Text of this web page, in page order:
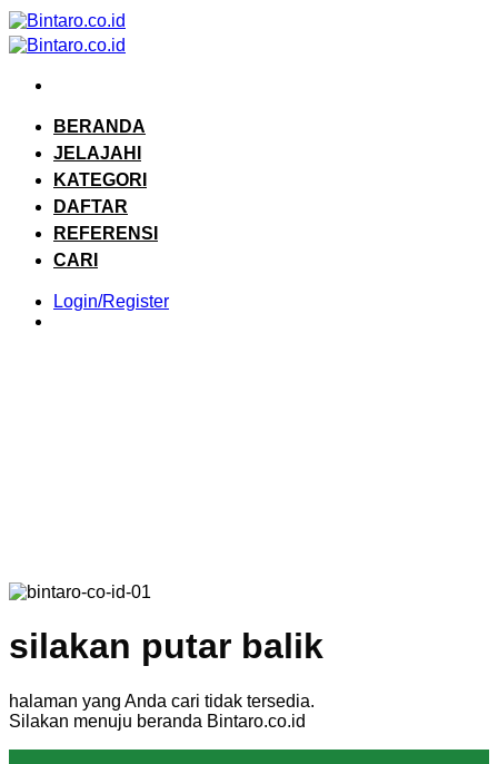
Skip
to
content
BERANDA
JELAJAHI
KATEGORI
DAFTAR
REFERENSI
CARI
Login/Register
silakan putar balik
halaman yang Anda cari tidak tersedia.
Silakan menuju beranda Bintaro.co.id